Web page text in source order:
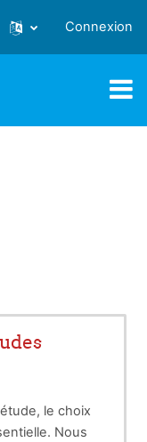
désactiver la saisie
Connexion
le choix
Nous